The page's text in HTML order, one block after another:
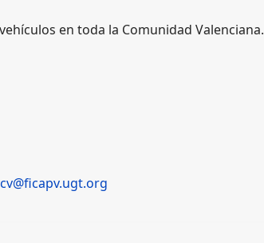
vehículos en toda la Comunidad Valenciana.